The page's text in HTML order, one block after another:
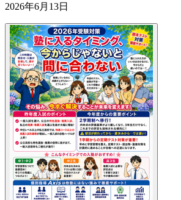
2026年6月13日